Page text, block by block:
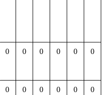
0 0 0 0 0 0
0 0 0 0 0 0